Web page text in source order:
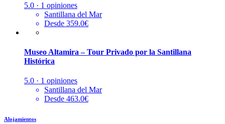
5.0 · 1 opiniones
Santillana del Mar
Desde 359.0€
Museo Altamira – Tour Privado por la Santillana
Histórica
5.0 · 1 opiniones
Santillana del Mar
Desde 463.0€
Alojamientos